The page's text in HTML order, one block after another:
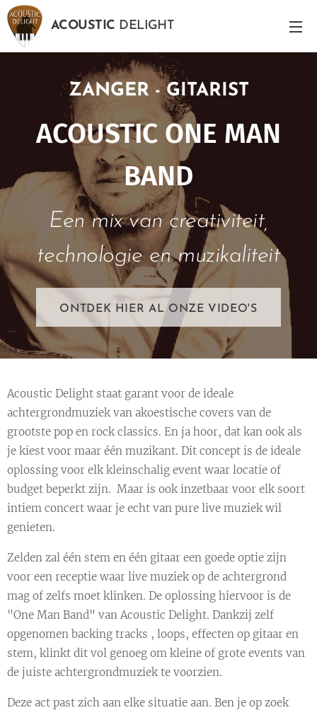
ACOUSTIC DELIGHT
ZANGER - GITARIST
ACOUSTIC ONE MAN
BAND
Een mix van creativiteit,
technologie en muzikaliteit
ONTDEK HIER AL ONZE VIDEO'S
Acoustic Delight staat garant voor de ideale
achtergrondmuziek van akoestische covers van de
grootste pop en rock classics. En ja hoor, dat kan ook als
je kiest voor maar één muzikant. Dit concept is de ideale
oplossing voor elk kleinschalig event waar locatie of
budget beperkt zijn. Maar is ook inzetbaar voor elk soort
intiem concert waar je echt van pure live muziek wil
genieten.
Zelden zal één stem en één gitaar een goede optie zijn
voor een receptie waar live muziek op de achtergrond
mag of zelfs moet klinken. De oplossing hiervoor is de
"One Man Band" van Acoustic Delight. Dankzij zelf
opgenomen backing tracks , loops, effecten op gitaar en
stem, klinkt dit vol genoeg om kleine of grote events van
de juiste achtergrondmuziek te voorzien.
Deze act past zich aan elke situatie aan. Ben je op zoek